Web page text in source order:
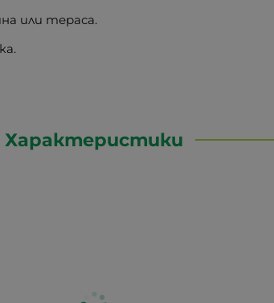
или тераса.
Характеристики